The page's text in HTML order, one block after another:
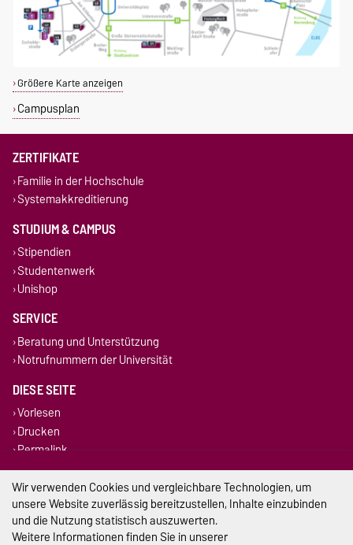
Größere Karte anzeigen
Campusplan
ZERTIFIKATE
Familie in der Hochschule
Systemakkreditierung
STUDIUM & CAMPUS
Stipendien
Studentenwerk
Unishop
SERVICE
Beratung und Unterstützung
Notrufnummern der Universität
DIESE SEITE
Vorlesen
Drucken
Permalink
Impressum
Datenschutz
Wir verwenden Cookies und vergleichbare Technologien, um
unsere Website zuverlässig bereitzustellen, Inhalte einzubinden
und die Nutzung statistisch auszuwerten.
Weitere Informationen finden Sie in unserer